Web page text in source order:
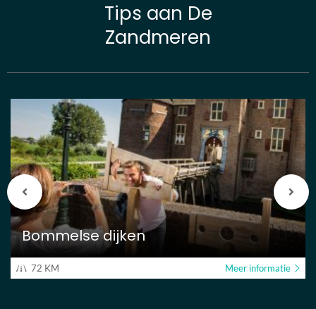
Tips aan De
Zandmeren
Vorige
berichten
Bommelse dijken
72 KM Meer informatie
Bommelse
dijken